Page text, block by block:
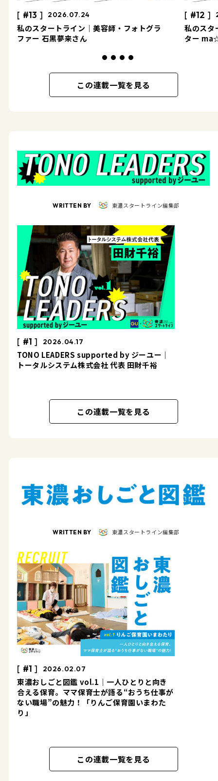
#13 2026.07.24
私のスタートライン｜美容師・フォトグラ
ファー 石黒夢来さん
#12
私のスタ
ター
この連載一覧を見る
WRITTEN BY 東濃スタートライン編集部
#1 2026.04.17
TONO LEADERS supported by ジーユー｜
トータルシステム株式会社 代表 田財千裕
この連載一覧を見る
WRITTEN BY 東濃スタートライン編集部
#1 2026.02.07
東濃おしごと図鑑 vol.1｜一人ひとりと向き
合える保育。ママ保育士が語る“おうち仕事が
ない職場”の魅力！「りんご保育園いまわた
り」
この連載一覧を見る